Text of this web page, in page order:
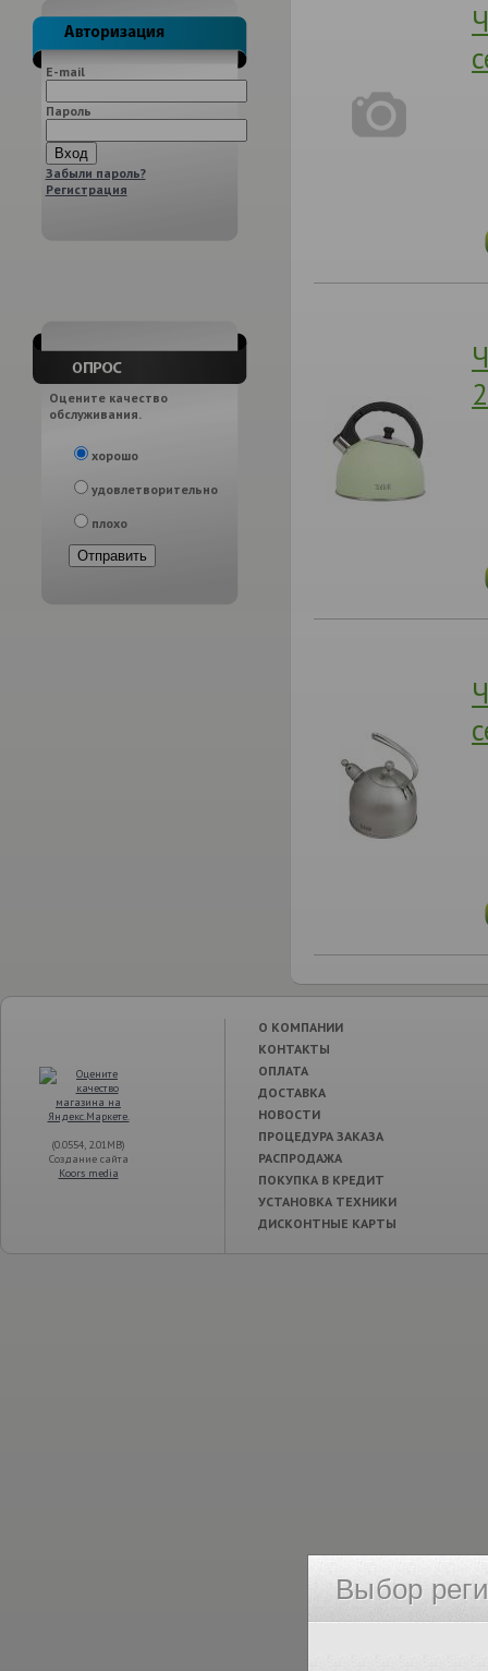
E-mail
Пароль
Забыли пароль?
Регистрация
Оцените качество
обслуживания.
хорошо
удовлетворительно
плохо
(0.0554, 2.01MB)
Создание сайта
Koors media
О КОМПАНИИ
КОНТАКТЫ
ОПЛАТА
ДОСТАВКА
НОВОСТИ
ПРОЦЕДУРА ЗАКАЗА
РАСПРОДАЖА
ПОКУПКА В КРЕДИТ
УСТАНОВКА ТЕХНИКИ
ДИСКОНТНЫЕ КАРТЫ
Выбор